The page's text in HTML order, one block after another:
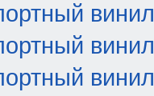
винил
винил
винил